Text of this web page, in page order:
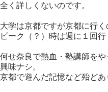
全く詳しくないのです。
大学は京都ですが京都に行く
ピーク（？）時は週に１回行
何せ奈良で熱血・塾講師を
興味ナシ。
京都で遊んだ記憶など殆どあ